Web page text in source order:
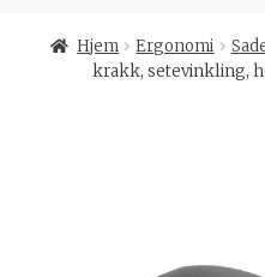
Til kassen
Hjem Ergonomi
krakk, setevinkling,